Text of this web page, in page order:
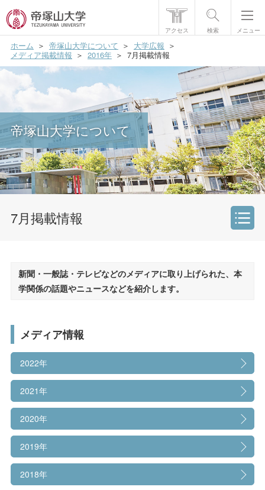
アクセス 検索 メニュー
帝塚山大学について
学部・大学院
国際交流
研究・社会貢献
就職・資格
入試情報
一般の方へ
ホーム 帝塚山大学について
大学広報
メディア掲載情報
2016年 7月掲載情報
帝塚山大学について
7月掲載情報
設立理念・教育理念
学長挨拶
学園章・校章/シンボルマーク/校歌
人材育成目的・3つのポリシー
組織図
学則
教員紹介
新聞・一般誌・テレビなどのメディアに取り上げられた、本
学関係の話題やニュースなどを紹介します。
メディア情報
2022年
2021年
2020年
2019年
2018年